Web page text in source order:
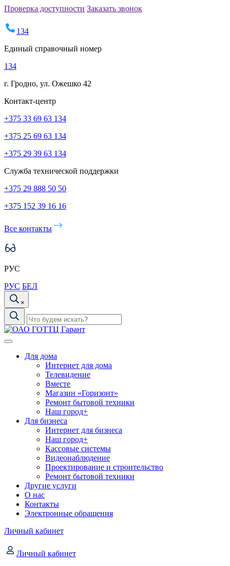
Проверка доступности Заказать звонок
134
Единый справочный номер
134
г. Гродно, ул. Ожешко 42
Контакт-центр
+375 33 69 63 134
+375 25 69 63 134
+375 29 39 63 134
Служба технической поддержки
+375 29 888 50 50
+375 152 39 16 16
Все контакты
РУС
РУС БЕЛ
×
Для дома
Интернет для дома
Телевидение
Вместе
Магазин «Горизонт»
Ремонт бытовой техники
Наш город+
Для бизнеса
Интернет для бизнеса
Наш город+
Кассовые системы
Видеонаблюдение
Проектирование и строительство
Ремонт бытовой техники
Другие услуги
О нас
Контакты
Электронные обращения
Личный кабинет
Личный кабинет